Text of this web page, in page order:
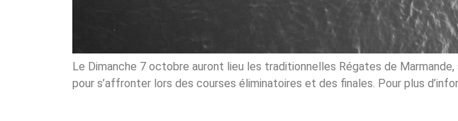
Le Dimanche 7 octobre auront lieu les traditionnelles Régates de
pour s’affronter lors des courses éliminatoires et des finales. Pour plus